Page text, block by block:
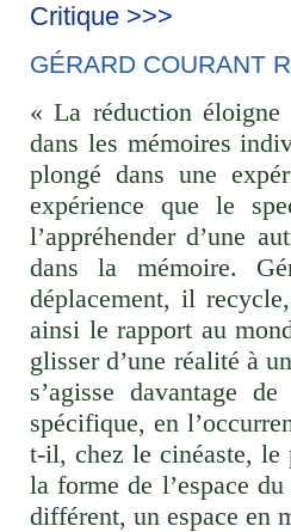
Critique >>>
GÉRARD COURANT
« La réduction
dans les mémoires
plongé dans une
expérience que le
l’appréhender d’une
dans la mémoire.
déplacement, il
ainsi le rapport au
glisser d’une réalité à
s’agisse davantage
spécifique, en
t-il, chez le cinéaste, le
la forme de l’espace
différent, un espace en